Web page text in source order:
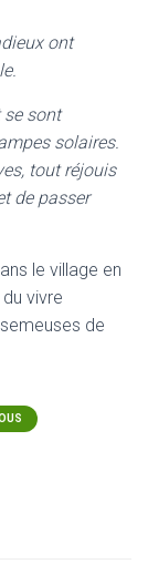
ont
se sont
solaires.
tout réjouis
de passer
le village en
vivre
de